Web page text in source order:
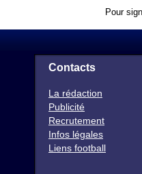
Pour
Contacts
La rédaction
Publicité
Recrutement
Infos légales
Liens football